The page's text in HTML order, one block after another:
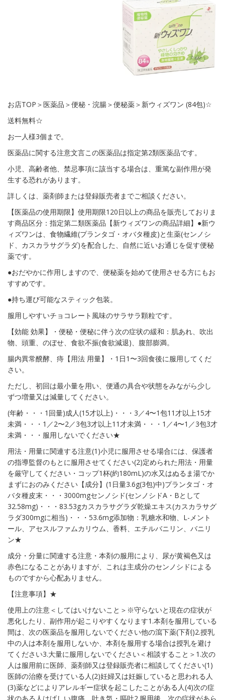
お店TOP＞医薬品＞便秘・浣腸＞便秘薬＞新ウィズワン (84包)☆
送料無料☆
お一人様3個まで。
医薬品に関する注意文言この医薬品は指定第2類医薬品です。
小児、高齢者他、禁忌事項に該当する場合は、重篤な副作用が発
生する恐れがあります。
詳しくは、薬剤師または登録販売者までご相談ください。
【医薬品の使用期限】使用期限120日以上の商品を販売しておりま
す商品区分：指定第二類医薬品【新ウィズワンの商品詳細】●新ウ
ィズワンは、食物繊維(プランタゴ・オバタ種皮)と生薬(センノシ
ド、カスカラサグラダ)を配合した、自然に近いお通じを促す便秘
薬です。
●おだやかに作用しますので、便秘薬を始めて使用させる方にもお
すすめです。
●持ち運び可能なスティック包装。
服用しやすいチョコレート風味のサラサラ顆粒です。
【効能 効果】・便秘・便秘に伴う次の症状の緩和：肌あれ、吹出
物、頭重、のぼせ、食欲不振(食欲減退)、腹部膨満。
腸内異常醗酵、痔【用法 用量】・1日1〜3回食後に服用してくだ
さい。
ただし、初回は最小量を用い、便通の具合や状態をみながら少し
ずつ増量又は減量してください。
(年齢・・・1回量)成人(15才以上)・・・3／4〜1包11才以上15才
未満・・・1／2〜2／3包3才以上11才未満・・・1／4〜1／3包3才
未満・・・服用しないでください★
用法・用量に関連する注意(1)小児に服用させる場合には、保護者
の指導監督のもとに服用させてください(2)定められた用法・用量
を厳守してください・コップ1杯(約180mL)の水又はぬるま湯でか
まずにおのみください【成分】(1日量3.6g(3包)中)プランタゴ・オ
バタ種皮末・・・3000mgセンノシド(センノシドA・Bとして
32.58mg)・・・83.53gカスカラサグラダ乾燥エキス(カスカラサグ
ラダ300mgに相当)・・・53.6mg添加物：乳糖水和物、L-メント
ール、アセスルファムカリウム、香料、エチルバニリン、バニリ
ン★
成分・分量に関連する注意・本剤の服用により、尿が黄褐色又は
赤色になることがありますが、これは主成分のセンノシドによる
ものですから心配ありません。
【注意事項】★
使用上の注意＜してはいけないこと＞※守らないと現在の症状が
悪化したり、副作用が起こりやすくなります1.本剤を服用している
間は、次の医薬品を服用しないでください他の瀉下薬(下剤)2.授乳
中の人は本剤を服用しないか、本剤を服用する場合は授乳を避け
てください3.大量に服用しないでください＜相談すること＞1.次の
人は服用前に医師、薬剤師又は登録販売者に相談してください(1)
医師の治療を受けている人(2)妊婦又は妊娠していると思われる人
(3)薬などによりアレルギー症状を起こしたことがある人(4)次の症